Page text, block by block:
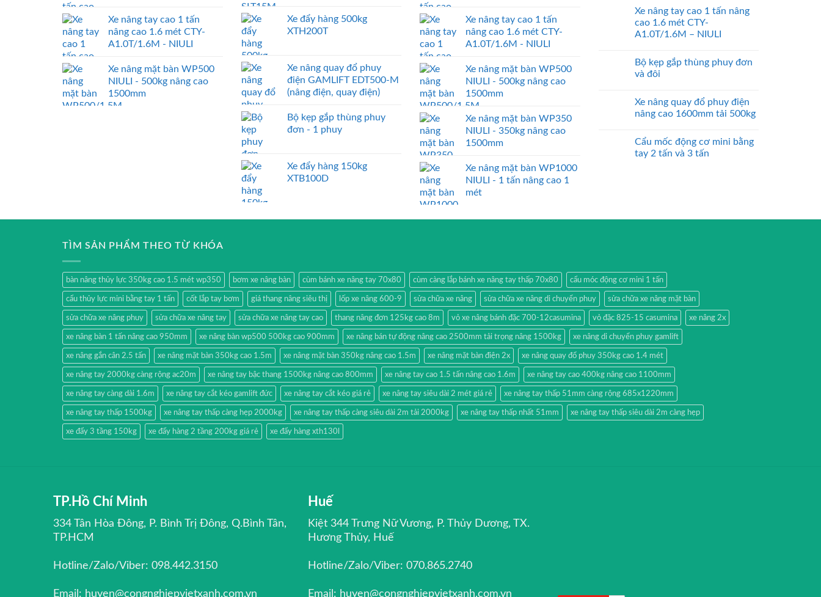
Xe nâng tay cao 1 tấn
nâng cao 1.6 mét CTY-
A1.0T/1.6M - NIULI
Xe nâng mặt bàn WP500
NIULI - 500kg nâng cao
1500mm
Xe đẩy hàng 500kg
XTH200T
Xe nâng quay đổ phuy
điện GAMLIFT EDT500-M
(nâng điện, quay điện)
Bộ kẹp gắp thùng phuy
đơn - 1 phuy
Xe đẩy hàng 150kg
XTB100D
Xe nâng tay cao 1 tấn
nâng cao 1.6 mét CTY-
A1.0T/1.6M - NIULI
Xe nâng mặt bàn WP500
NIULI - 500kg nâng cao
1500mm
Xe nâng mặt bàn WP350
NIULI - 350kg nâng cao
1500mm
Xe nâng mặt bàn WP1000
NIULI - 1 tấn nâng cao 1
mét
Xe nâng tay cao 1 tấn nâng
cao 1.6 mét CTY-
A1.0T/1.6M – NIULI
Bộ kẹp gắp thùng phuy đơn
và đôi
Xe nâng quay đổ phuy điện
nâng cao 1600mm tải 500kg
Cẩu mốc động cơ mini bằng
tay 2 tấn và 3 tấn
TÌM SẢN PHẨM THEO TỪ KHÓA
bàn nâng thủy lực 350kg cao 1.5 mét wp350 bơm xe nâng bàn cùm bánh xe nâng tay 70x80 cùm càng lắp bánh xe nâng tay thấp 70x80 cẩu móc động cơ mini 1 tấn
cẩu thủy lực mini bằng tay 1 tấn cốt lắp tay bơm giá thang nâng siêu thị lốp xe nâng 600-9 sửa chữa xe nâng sửa chữa xe nâng di chuyển phuy sửa chữa xe nâng mặt bàn
sửa chữa xe nâng phuy sửa chữa xe nâng tay sửa chữa xe nâng tay cao thang nâng đơn 125kg cao 8m vỏ xe nâng bánh đặc 700-12casumina vỏ đặc 825-15 casumina xe nâng 2x
xe nâng bàn 1 tấn nâng cao 950mm xe nâng bàn wp500 500kg cao 900mm xe nâng bán tự động nâng cao 2500mm tải trọng nâng 1500kg xe nâng di chuyển phuy gamlift
xe nâng gắn cân 2.5 tấn xe nâng mặt bàn 350kg cao 1.5m xe nâng mặt bàn 350kg nâng cao 1.5m xe nâng mặt bàn điện 2x xe nâng quay đổ phuy 350kg cao 1.4 mét
xe nâng tay 2000kg càng rộng ac20m xe nâng tay bậc thang 1500kg nâng cao 800mm xe nâng tay cao 1.5 tấn nâng cao 1.6m xe nâng tay cao 400kg nâng cao 1100mm
xe nâng tay càng dài 1.6m xe nâng tay cắt kéo gamlift đức xe nâng tay cắt kéo giá rẻ xe nâng tay siêu dài 2 mét giá rẻ xe nâng tay thấp 51mm càng rộng 685x1220mm
xe nâng tay thấp 1500kg xe nâng tay thấp càng hẹp 2000kg xe nâng tay thấp càng siêu dài 2m tải 2000kg xe nâng tay thấp nhất 51mm xe nâng tay thấp siêu dài 2m càng hẹp
xe đẩy 3 tầng 150kg xe đẩy hàng 2 tầng 200kg giá rẻ xe đẩy hàng xth130l
TP.Hồ Chí Minh
334 Tân Hòa Đông, P. Bình Trị Đông, Q.Bình Tân,
TP.HCM
Hotline/Zalo/Viber: 098.442.3150
Email: huyen@congnghiepvietxanh.com.vn
Huế
Kiệt 344 Trưng Nữ Vương, P. Thủy Dương, TX.
Hương Thủy, Huế
Hotline/Zalo/Viber: 070.865.2740
Email: huyen@congnghiepvietxanh.com.vn